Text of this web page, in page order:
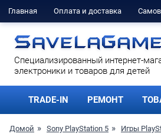
Главная Оплата и доставка
Cпециализированный интернет-
электроники и товаров для детей
TRADE-IN РЕМОНТ
Домой Sony PlayStation 5 Игры